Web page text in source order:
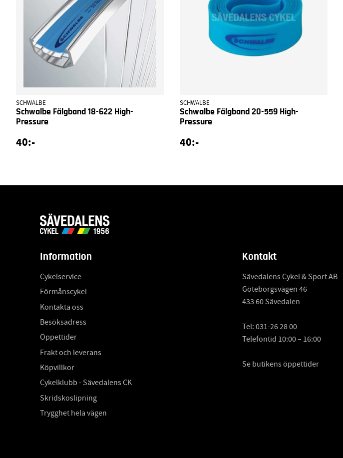
SCHWALBE
Schwalbe Fälgband 18-622 High-
Pressure
40:-
SCHWALBE
Schwalbe Fälgband 20-559 High-
Pressure
40:-
Information
Cykelservice
Förmånscykel
Kontakta oss
Besöksadress
Öppettider
Frakt och leverans
Köpvillkor
Cykelklubb - Sävedalens CK
Skridskoslipning
Trygghet hela vägen
Kontakt
Sävedalens Cykel & Sport AB
Göteborgsvägen 46
433 60 Sävedalen
Tel:031-26 28 00
Telefontid 10:00 – 16:00
Se butikens öppettider